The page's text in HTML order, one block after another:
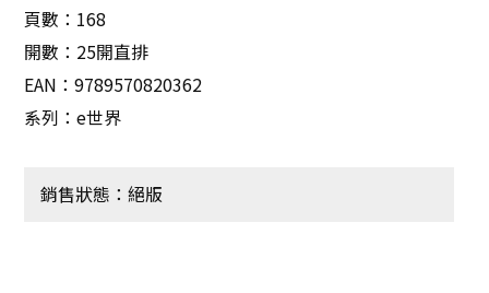
頁數：168
開數：25開直排
EAN：9789570820362
系列：e世界
銷售狀態：絕版